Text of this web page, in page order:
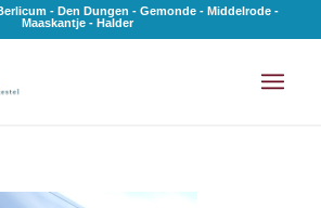
- Den Dungen - Gemonde - Middelrode -
Maaskantje - Halder